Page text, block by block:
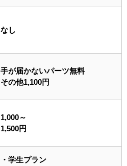
なし
手が届かないパーツ無料
その他1,100円
1,000～
1,500円
・学生プラン